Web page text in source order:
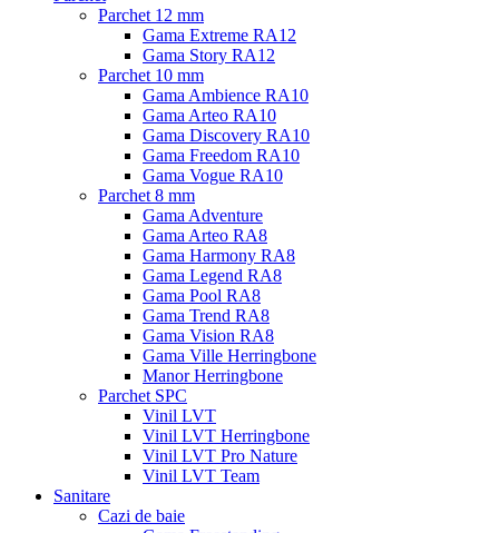
Parchet 12 mm
Gama Extreme RA12
Gama Story RA12
Parchet 10 mm
Gama Ambience RA10
Gama Arteo RA10
Gama Discovery RA10
Gama Freedom RA10
Gama Vogue RA10
Parchet 8 mm
Gama Adventure
Gama Arteo RA8
Gama Harmony RA8
Gama Legend RA8
Gama Pool RA8
Gama Trend RA8
Gama Vision RA8
Gama Ville Herringbone
Manor Herringbone
Parchet SPC
Vinil LVT
Vinil LVT Herringbone
Vinil LVT Pro Nature
Vinil LVT Team
Sanitare
Cazi de baie